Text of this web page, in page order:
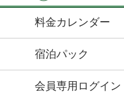
料金カレンダー
宿泊パック
会員専用ログイン